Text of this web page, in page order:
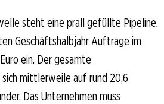
steht eine prall gefüllte Pipeline.
Geschäftshalbjahr Aufträge im
ein. Der gesamte
mittlerweile auf rund 20,6
Das Unternehmen muss